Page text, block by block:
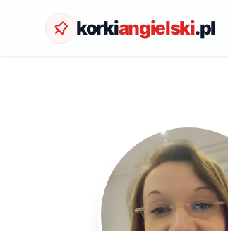
korkiangielski.pl